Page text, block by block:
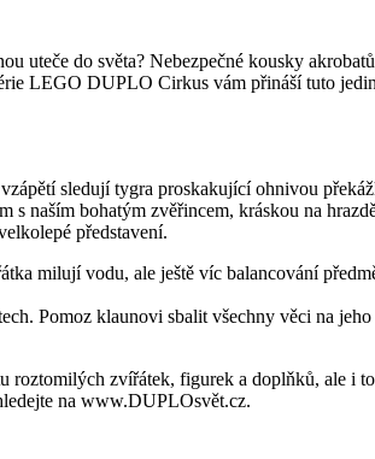
uteče do světa? Nebezpečné kousky
LEGO DUPLO Cirkus vám přináší tuto
sledují tygra proskakující ohnivou
naším bohatým zvěřincem, kráskou na
představení.
milují vodu, ale ještě víc balancování
Pomoz klaunovi sbalit všechny věci na
roztomilých zvířátek, figurek a doplňků, ale i
na www.DUPLOsvět.cz.